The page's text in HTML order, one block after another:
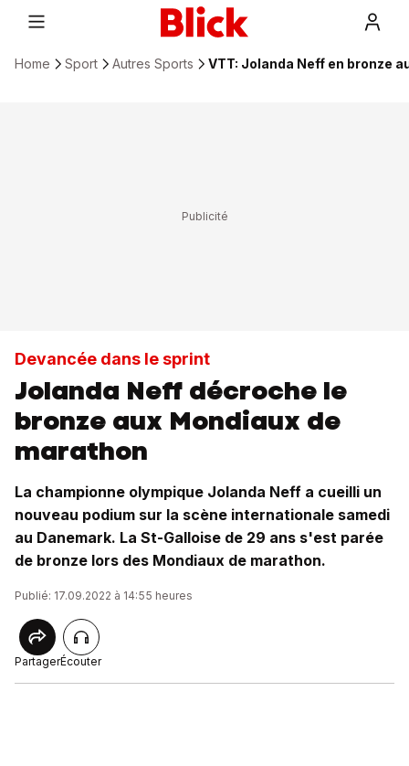
Home Sport Autres Sports VTT: Jolanda Neff en bronze
Devancée dans le sprint
Jolanda Neff décroche le
bronze aux Mondiaux de
marathon
La championne olympique Jolanda Neff a cueilli un
nouveau podium sur la scène internationale samedi
au Danemark. La St-Galloise de 29 ans s'est parée
de bronze lors des Mondiaux de marathon.
Publié: 17.09.2022 à 14:55 heures
PartagerÉcouter